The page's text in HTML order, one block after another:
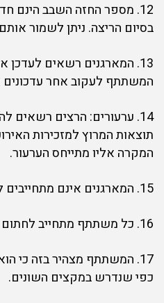
12. מספר החזה השבב הינם
בסיום הריצה. ניתן לשמור
13. המארגנים רשאים
המשתתף לעקוב אחר עדכונים
14. ערעורים: הרצים רשאים
המקרה אליו מתייחס הערעור.
15. המארגנים אינם מתחייבים למידת חולצה.
16. כל משתתף מתחייב לחתום על הצהרת בריאות.
17. המשתתף מצהיר בזה כי
כפי שנדרש במקצים השונים.